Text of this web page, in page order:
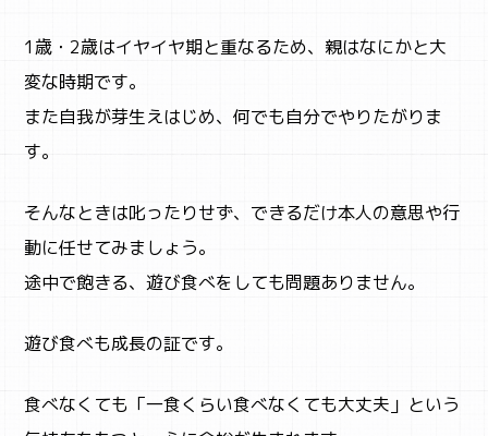
1歳・2歳はイヤイヤ期と重なるため、親はなにかと大
変な時期です。
また自我が芽生えはじめ、何でも自分でやりたがりま
す。
そんなときは叱ったりせず、できるだけ本人の意思や行
動に任せてみましょう。
途中で飽きる、遊び食べをしても問題ありません。
遊び食べも成長の証です。
食べなくても「一食くらい食べなくても大丈夫」という